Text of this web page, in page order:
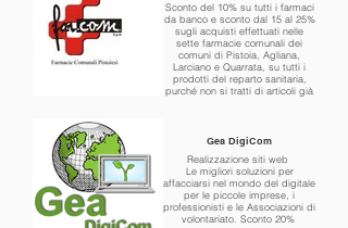
Sconto del 10% su tutti i farmaci
da banco e sconto dal 15 al 25%
sugli acquisti effettuati nelle
sette farmacie comunali dei
comuni di Pistoia, Agliana,
Larciano e Quarrata, su tutti i
prodotti del reparto sanitaria,
purché non si tratti di articoli già
Gea DigiCom
Realizzazione siti web
Le migliori soluzioni per
affacciarsi nel mondo del digitale
per le piccole imprese, i
professionisti e le Associazioni di
volontariato. Sconto 20%